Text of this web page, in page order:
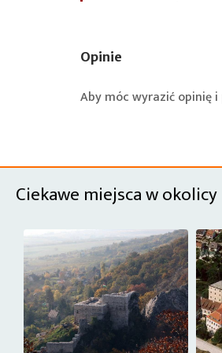
Opinie
Aby móc wyrazić opinię
Ciekawe miejsca w okolicy